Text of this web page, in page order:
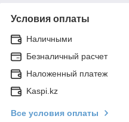
Условия оплаты
Наличными
Безналичный расчет
Наложенный платеж
Kaspi.kz
Все условия оплаты